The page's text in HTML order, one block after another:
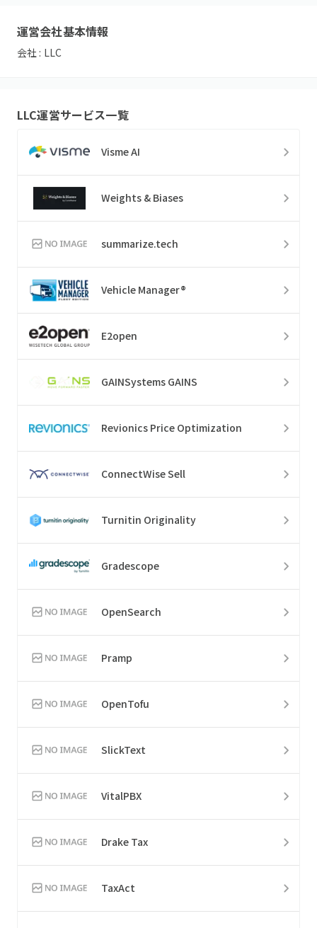
運営会社基本情報
会社 : LLC
LLC運営サービス一覧
Visme AI
Weights & Biases
summarize.tech
Vehicle Manager®
E2open
GAINSystems GAINS
Revionics Price Optimization
ConnectWise Sell
Turnitin Originality
Gradescope
OpenSearch
Pramp
OpenTofu
SlickText
VitalPBX
Drake Tax
TaxAct